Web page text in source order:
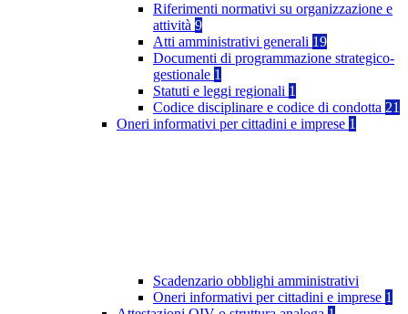
Riferimenti normativi su organizzazione e
attività 9
Atti amministrativi generali 19
Documenti di programmazione strategico-
gestionale 1
Statuti e leggi regionali 1
Codice disciplinare e codice di condotta 21
Oneri informativi per cittadini e imprese 1
Scadenzario obblighi amministrativi
Oneri informativi per cittadini e imprese 1